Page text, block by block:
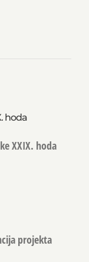
hoda
XXIX. hoda
projekta